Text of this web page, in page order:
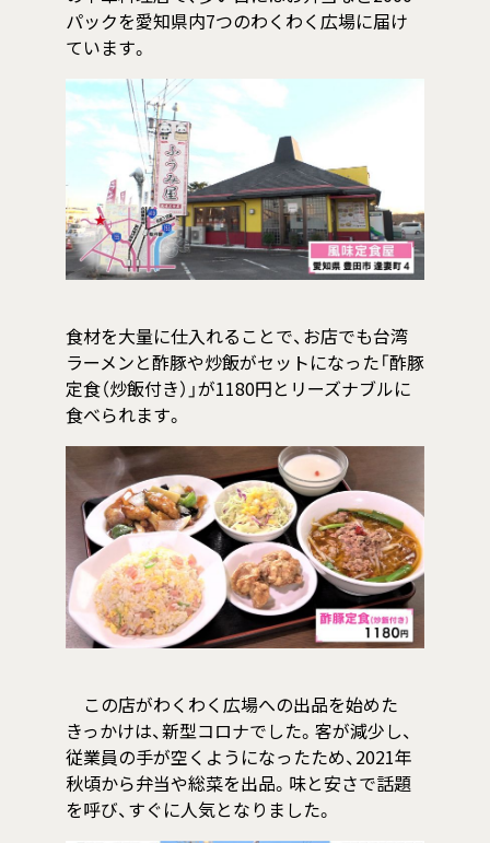
パックを愛知県内7つのわくわく広場に届け
ています。
食材を大量に仕入れることで、お店でも台湾
ラーメンと酢豚や炒飯がセットになった「酢豚
定食（炒飯付き）」が1180円とリーズナブルに
食べられます。
この店がわくわく広場への出品を始めた
きっかけは、新型コロナでした。客が減少し、
従業員の手が空くようになったため、2021年
秋頃から弁当や総菜を出品。味と安さで話題
を呼び、すぐに人気となりました。